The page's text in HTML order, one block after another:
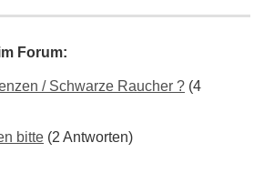
Forum:
/ Schwarze Raucher ? (4
bitte (2 Antworten)